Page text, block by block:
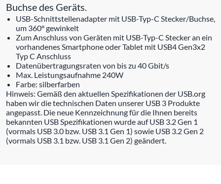
Buchse des Geräts.
USB-Schnittstellenadapter mit USB-Typ-C Stecker/Buchse,
um 360° gewinkelt
Zum Anschluss von Geräten mit USB-Typ-C Stecker an ein
vorhandenes Smartphone oder Tablet mit USB4 Gen3x2
Typ C Anschluss
Datenübertragungsraten von bis zu 40 Gbit/s
Max. Leistungsaufnahme 240W
Farbe: silberfarben
Hinweis: Gemäß den aktuellen Spezifikationen der USB.org
haben wir die technischen Daten unserer USB 3 Produkte
angepasst. Die neue Kennzeichnung für die Ihnen bereits
bekannten USB Spezifikationen wurde auf USB 3.2 Gen 1
(vormals USB 3.0 bzw. USB 3.1 Gen 1) sowie USB 3.2 Gen 2
(vormals USB 3.1 bzw. USB 3.1 Gen 2) geändert.